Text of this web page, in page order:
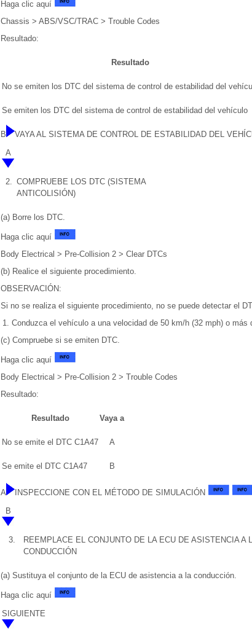
Haga clic aquí
Chassis > ABS/VSC/TRAC > Trouble Codes
Resultado:
Resultado
No se emiten los DTC del sistema de control de estabilidad del
Se emiten los DTC del sistema de control de estabilidad del vehículo
B
VAYA AL SISTEMA DE CONTROL DE ESTABILIDAD DEL
A
2. COMPRUEBE LOS DTC (SISTEMA
ANTICOLISIÓN)
(a) Borre los DTC.
Haga clic aquí
Body Electrical > Pre-Collision 2 > Clear DTCs
(b) Realice el siguiente procedimiento.
OBSERVACIÓN:
Si no se realiza el siguiente procedimiento, no se puede detectar el
Conduzca el vehículo a una velocidad de 50 km/h (32 mph) o más
(c) Compruebe si se emiten DTC.
Haga clic aquí
Body Electrical > Pre-Collision 2 > Trouble Codes
Resultado:
Resultado Vaya a
No se emite el DTC C1A47 A
Se emite el DTC C1A47 B
A
INSPECCIONE CON EL MÉTODO DE SIMULACIÓN
B
3.
REEMPLACE EL CONJUNTO DE LA ECU DE ASISTENCIA A
CONDUCCIÓN
(a) Sustituya el conjunto de la ECU de asistencia a la conducción.
Haga clic aquí
SIGUIENTE